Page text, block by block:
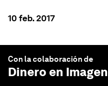
10 feb. 2017
Con la colaboración de
Dinero en Imagen